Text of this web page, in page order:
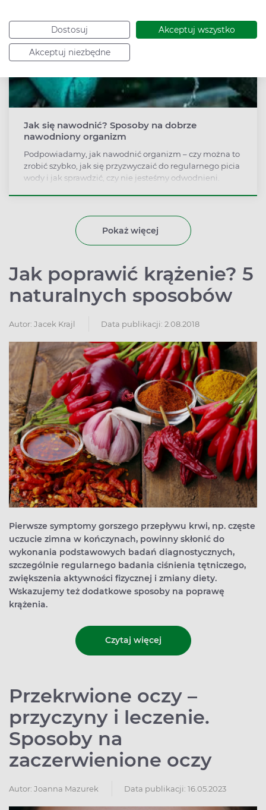
Dostosuj Akceptuj wszystko
Akceptuj niezbędne
Jak się nawodnić? Sposoby na dobrze
nawodniony organizm
Podpowiadamy, jak nawodnić organizm – czy można to
zrobić szybko, jak się przyzwyczaić do regularnego picia
wody i jak sprawdzić, czy nie jesteśmy odwodnieni.
Pokaż więcej
Jak poprawić krążenie? 5
naturalnych sposobów
Autor: Jacek Krajl Data publikacji: 2.08.2018
Pierwsze symptomy gorszego przepływu krwi, np. częste
uczucie zimna w kończynach, powinny skłonić do
wykonania podstawowych badań diagnostycznych,
szczególnie regularnego badania ciśnienia tętniczego,
zwiększenia aktywności fizycznej i zmiany diety.
Wskazujemy też dodatkowe sposoby na poprawę
krążenia.
Czytaj więcej
Przekrwione oczy –
przyczyny i leczenie.
Sposoby na
zaczerwienione oczy
Autor: Joanna Mazurek Data publikacji: 16.05.2023